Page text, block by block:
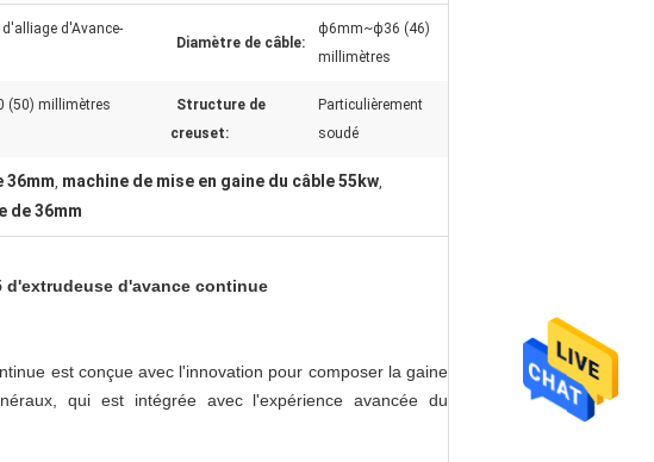
d'Avance-
Diamètre de câble:
ф6mm~ф36 (46)
millimètres
(50) millimètres
Structure de
creuset:
Particulièrement
soudé
36mm, machine de mise en gaine du câble 55kw,
de 36mm
d'extrudeuse d'avance continue
est conçue avec l'innovation pour composer la gaine
qui est intégrée avec l'expérience avancée du